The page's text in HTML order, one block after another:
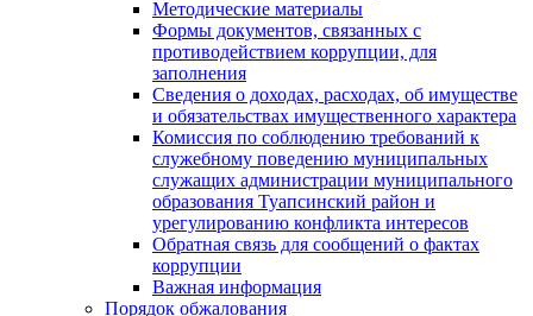
Методические материалы
Формы документов, связанных с
противодействием коррупции, для
заполнения
Сведения о доходах, расходах, об имуществе
и обязательствах имущественного характера
Комиссия по соблюдению требований к
служебному поведению муниципальных
служащих администрации муниципального
образования Туапсинский район и
урегулированию конфликта интересов
Обратная связь для сообщений о фактах
коррупции
Важная информация
Порядок обжалования